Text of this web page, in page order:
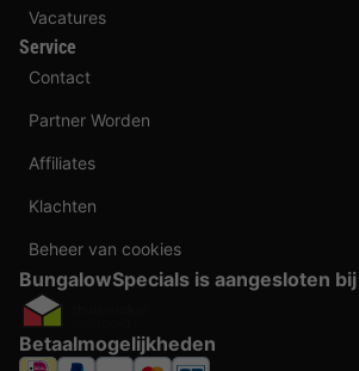
Vacatures
Service
Contact
Partner Worden
Affiliates
Klachten
Beheer van cookies
BungalowSpecials is aangesloten bij
Betaalmogelijkheden